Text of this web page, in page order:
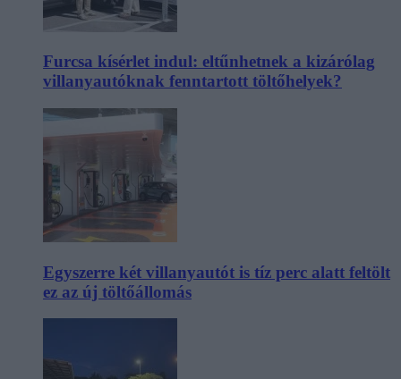
Furcsa kísérlet indul: eltűnhetnek a kizárólag
villanyautóknak fenntartott töltőhelyek?
Egyszerre két villanyautót is tíz perc alatt feltölt
ez az új töltőállomás